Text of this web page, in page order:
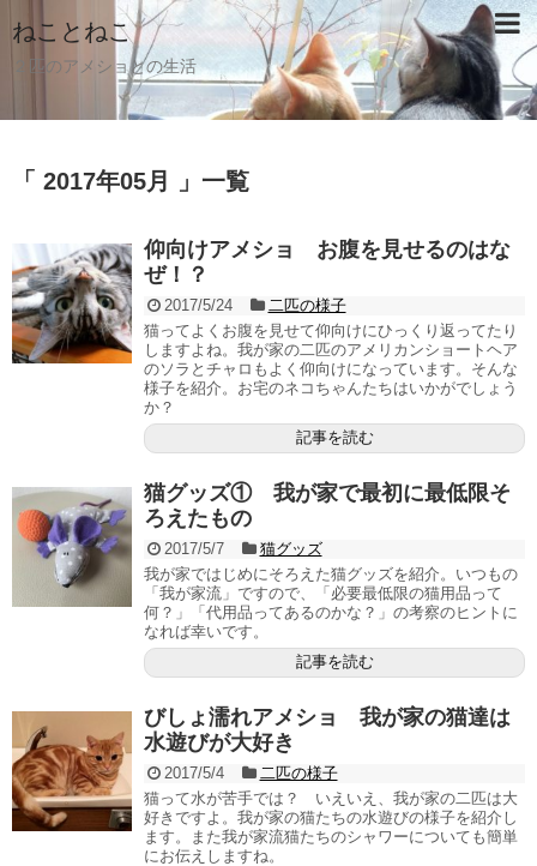
ねことねこ
２匹のアメショとの生活
「 2017年05月 」一覧
仰向けアメショ お腹を見せるのはな
ぜ！？
2017/5/24
二匹の様子
猫ってよくお腹を見せて仰向けにひっくり返ってたり
しますよね。我が家の二匹のアメリカンショートヘア
のソラとチャロもよく仰向けになっています。そんな
様子を紹介。お宅のネコちゃんたちはいかがでしょう
か？
記事を読む
猫グッズ① 我が家で最初に最低限そ
ろえたもの
2017/5/7
猫グッズ
我が家ではじめにそろえた猫グッズを紹介。いつもの
「我が家流」ですので、「必要最低限の猫用品って
何？」「代用品ってあるのかな？」の考察のヒントに
なれば幸いです。
記事を読む
びしょ濡れアメショ 我が家の猫達は
水遊びが大好き
2017/5/4
二匹の様子
猫って水が苦手では？ いえいえ、我が家の二匹は大
好きですよ。我が家の猫たちの水遊びの様子を紹介し
ます。また我が家流猫たちのシャワーについても簡単
にお伝えしますね。